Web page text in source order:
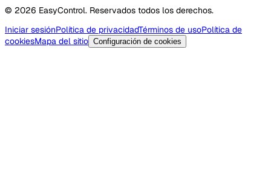
© 2026 EasyControl. Reservados todos los derechos.
Iniciar sesiónPolítica de privacidadTérminos de usoPolítica de
cookiesMapa del sitio Configuración de cookies